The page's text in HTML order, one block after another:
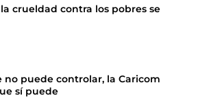
crueldad contra los pobres se
no puede controlar, la Caricom
sí puede